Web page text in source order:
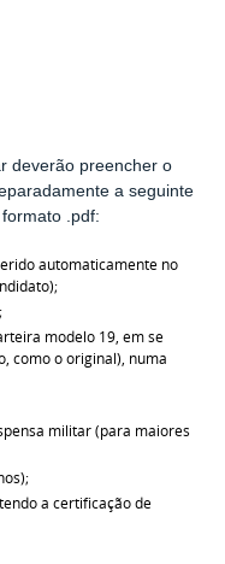
deverão preencher o
a seguinte
.pdf:
automaticamente no
);
modelo 19, em se
, como o original), numa
militar (para maiores
a certificação de